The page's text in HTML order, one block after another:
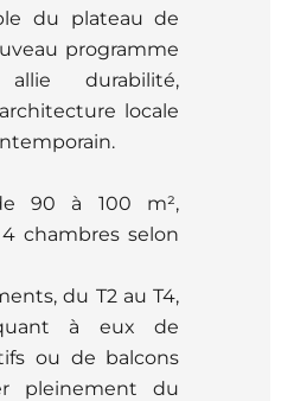
du plateau de
programme
allie durabilité,
locale
90 à 100 m²,
chambres selon
du T2 au T4,
à eux de
ou de balcons
pleinement du